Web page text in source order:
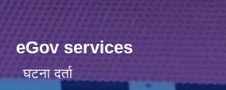
eGov services
घटना दर्ता